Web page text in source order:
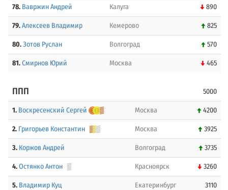
78. Вавржин Андрей Калуга 890
79.Алексеев Владимир Кемерово 825
80.Зотов Руслан Волгоград 570
81.Смирнов Юрий Москва 465
ППП 5000
1. Воскресенский Сергей Москва 4200
2. Григорьев Константин Москва 3925
3. Коржов Андрей Волгоград 3735
4.Остянко Антон Красноярск 3260
5. Владимир Куц Екатеринбург 3110